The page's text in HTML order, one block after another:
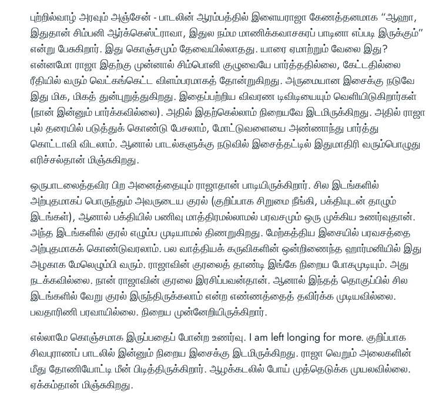
புற்றில்வாழ் அரவும் அஞ்சேன் - பாடலின் ஆரம்பத்தில் இளையராஜா கேணத்தனமாக “ஆஹா,
இதுதான் சிம்பனி ஆர்க்கெஸ்ட்ராவா, இதுல நம்ம மாணிக்கவாசகரப் பாடினா எப்படி இருக்கும்”
என்று பேசுகிறார். இது கொஞ்சமும் தேவையில்லாதது. யாரை ஏமாற்றும் வேலை இது?
என்னமோ ராஜா இதற்கு முன்னால் சிம்பொனி குழுவையே பார்த்ததில்லை, கேட்டதில்லை
ரீதியில் வரும் வெட்கங்கெட்ட விளம்பரமாகத் தோன்றுகிறது. அருமையான இசைக்கு நடுவே
இது மிக, மிகத் துன்புறுத்துகிறது. இதைப்பற்றிய விவரண டிவிடியையும் வெளியிடுகிறார்கள்
(நான் இன்னும் பார்க்கவில்லை). அதில் இதற்கெல்லாம் நிறையவே இடமிருக்கிறது. அதில் ராஜா
புல் தரையில் படுத்துக் கொண்டு பேசலாம், மோட்டுவளையை அண்ணாந்து பார்த்து
கொட்டாவி விடலாம். ஆனால் பாடல்களுக்கு நடுவில் இசைத்தட்டில் இதுமாதிரி வரும்பொழுது
எரிச்சல்தான் மிஞ்சுகிறது.
ஒருபாடலைத்தவிர பிற அனைத்தையும் ராஜாதான் பாடியிருக்கிறார். சில இடங்களில்
அற்புதமாகப் பொருந்தும் அவருடைய குரல் (குறிப்பாக சிறுமை நீங்கி, பக்தியுடன் தாழும்
இடங்கள்), ஆனால் பக்தியில் பணிவு மாத்திரமல்லாமல் பரவசமும் ஒரு முக்கிய உணர்வுதான்.
அந்த இடங்களில் குரல் எழும்ப முடியாமல் திணறுகிறது. மேற்கத்திய இசையில் பரவசத்தை
அற்புதமாகக் கொண்டுவரலாம். பல வாத்தியக் கருவிகளின் ஒன்றிணைந்த ஹார்மனியில் இது
அழகாக மேலெழும்பி வரும். ராஜாவின் குரலைத் தாண்டி இங்கே நிறைய போகமுடியும். அது
நடக்கவில்லை. நான் ராஜாவின் குரலை இரசிப்பவன்தான். ஆனால் இந்தத் தொகுப்பில் சில
இடங்களில் வேறு குரல் இருந்திருக்கலாம் என்ற எண்ணத்தைத் தவிர்க்க முடியவில்லை.
பவதாரிணி பரவாயில்லை. நிறைய முன்னேறியிருக்கிறார்.
எல்லாமே கொஞ்சமாக இருப்பதைப் போன்ற உணர்வு. I am left longing for more. குறிப்பாக
சிவபுராணப் பாடலில் இன்னும் நிறைய இசைக்கு இடமிருக்கிறது. ராஜா வெறும் அலைகளின்
மீது தோணியோட்டி மீன் பிடித்திருக்கிறார். ஆழக்கடலில் போய் முத்தெடுக்க முயலவில்லை.
ஏக்கம்தான் மிஞ்சுகிறது.